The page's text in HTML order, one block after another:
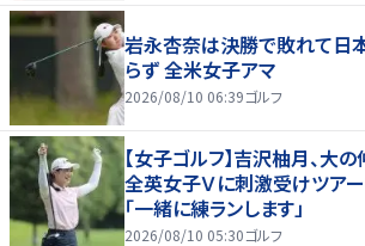
岩永杏奈は決勝で敗れて日
らず 全米女子アマ
2026/08/10 06:39ゴルフ
【女子ゴルフ】吉沢柚月、大
全英女子Ｖに刺激受けツア
「一緒に練ランします」
2026/08/10 05:30ゴルフ